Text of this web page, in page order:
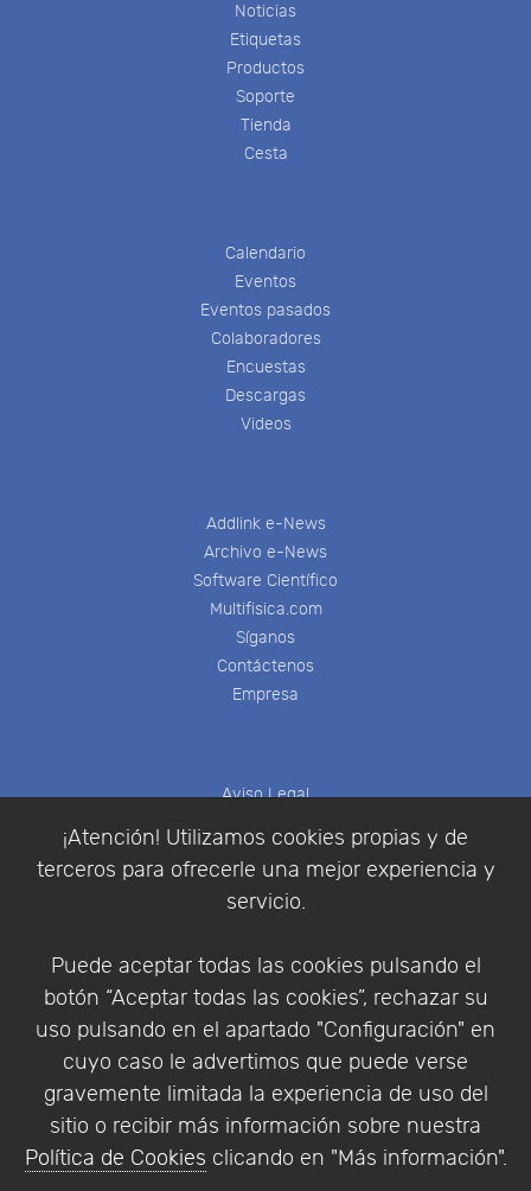
¡Atención! Utilizamos cookies propias y de
terceros para ofrecerle una mejor experiencia y
servicio.
Puede aceptar todas las cookies pulsando el
botón “Aceptar todas las cookies”, rechazar su
uso pulsando en el apartado "Configuración" en
cuyo caso le advertimos que puede verse
gravemente limitada la experiencia de uso del
sitio o recibir más información sobre nuestra
Política de Cookies clicando en "Más información".
Noticias
Etiquetas
Productos
Soporte
Tienda
Cesta
Calendario
Eventos
Eventos pasados
Colaboradores
Encuestas
Descargas
Videos
Addlink e-News
Archivo e-News
Software Científico
Multifisica.com
Síganos
Contáctenos
Empresa
Aviso Legal
Política de Privacidad
Condiciones de compra
Identificarse
Empresa|Aviso Legal| Política de Privacidad |
Política de Cookies
© Copyright 1994 - 2026. Addlink Software
Científico, S.L.